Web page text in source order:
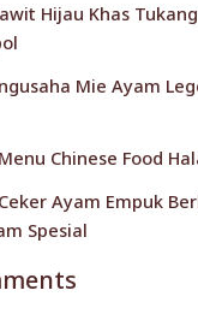
Hijau Khas
Mie Ayam
Chinese Food
Ayam Empuk
Spesial